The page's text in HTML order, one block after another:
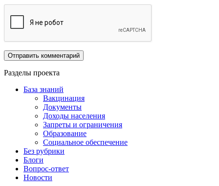
Разделы проекта
База знаний
Вакцинация
Документы
Доходы населения
Запреты и ограничения
Образование
Социальное обеспечение
Без рубрики
Блоги
Вопрос-ответ
Новости